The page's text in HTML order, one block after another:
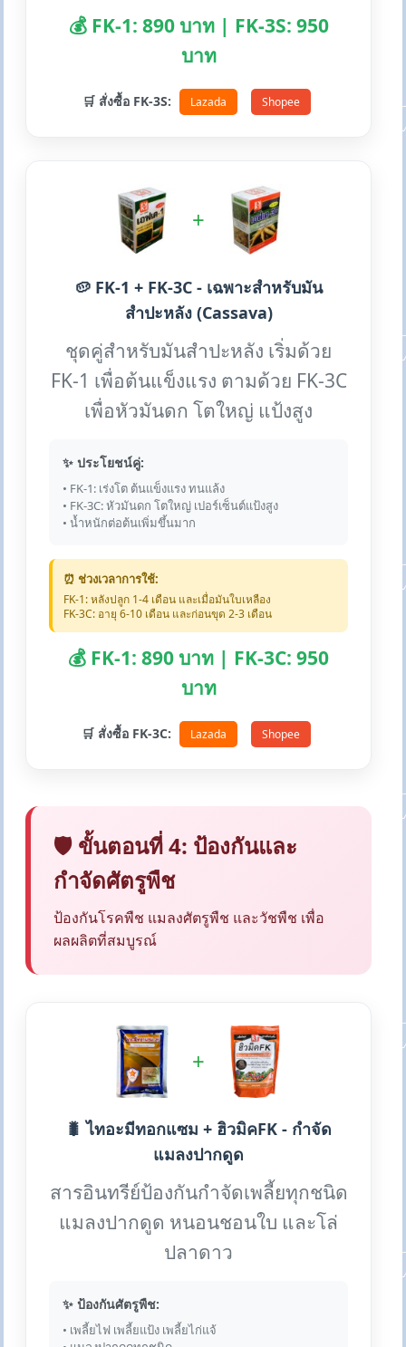
💰 FK-1: 890 บาท | FK-3S: 950
บาท
🛒 สั่งซื้อ FK-3S: Lazada Shopee
+
🥔 FK-1 + FK-3C - เฉพาะสำหรับมัน
สำปะหลัง (Cassava)
ชุดคู่สำหรับมันสำปะหลัง เริ่มด้วย
FK-1 เพื่อต้นแข็งแรง ตามด้วย FK-3C
เพื่อหัวมันดก โตใหญ่ แป้งสูง
✨ ประโยชน์คู่:
• FK-1: เร่งโต ต้นแข็งแรง ทนแล้ง
• FK-3C: หัวมันดก โตใหญ่ เปอร์เซ็นต์แป้งสูง
• น้ำหนักต่อต้นเพิ่มขึ้นมาก
⏰ ช่วงเวลาการใช้:
FK-1: หลังปลูก 1-4 เดือน และเมื่อมันใบเหลือง
FK-3C: อายุ 6-10 เดือน และก่อนขุด 2-3 เดือน
💰 FK-1: 890 บาท | FK-3C: 950
บาท
🛒 สั่งซื้อ FK-3C: Lazada Shopee
🛡️ ขั้นตอนที่ 4: ป้องกันและ
กำจัดศัตรูพืช
ป้องกันโรคพืช แมลงศัตรูพืช และวัชพืช เพื่อ
ผลผลิตที่สมบูรณ์
+
🐛 ไทอะมีทอกแซม + ฮิวมิคFK - กำจัด
แมลงปากดูด
สารอินทรีย์ป้องกันกำจัดเพลี้ยทุกชนิด
แมลงปากดูด หนอนชอนใบ และโล่
ปลาดาว
✨ ป้องกันศัตรูพืช:
• เพลี้ยไฟ เพลี้ยแป้ง เพลี้ยไก่แจ้